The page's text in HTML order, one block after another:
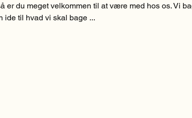
er du meget velkommen til at være med hos os. Vi
ide til hvad vi skal bage ...